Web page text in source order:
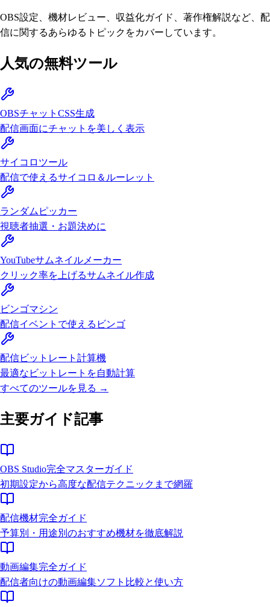
OBS設定、機材レビュー、収益化ガイド、著作権解説など、配
信に関するあらゆるトピックをカバーしています。
人気の無料ツール
OBSチャットCSS生成
配信画面にチャットを美しく表示
サイコロツール
配信で使えるサイコロ＆ルーレット
ランダムピッカー
視聴者抽選・お題決めに
YouTubeサムネイルメーカー
クリック率を上げるサムネイル作成
ビンゴマシン
配信イベントで使えるビンゴ
配信ビットレート計算機
最適なビットレートを自動計算
すべてのツールを見る →
主要ガイド記事
OBS Studio完全マスターガイド
初期設定から高度な配信テクニックまで網羅
配信機材完全ガイド
予算別・用途別のおすすめ機材を徹底解説
動画編集完全ガイド
配信者向けの動画編集ソフト比較と使い方